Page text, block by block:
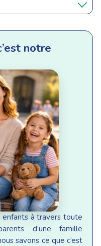
notre
enfants à travers toute
d’une famille
savons ce que c’est